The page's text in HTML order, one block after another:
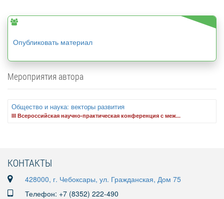
Опубликовать материал
Мероприятия автора
Общество и наука: векторы развития
III Всероссийская научно-практическая конференция с меж...
КОНТАКТЫ
428000, г. Чебоксары, ул. Гражданская, Дом 75
Телефон: +7 (8352) 222-490